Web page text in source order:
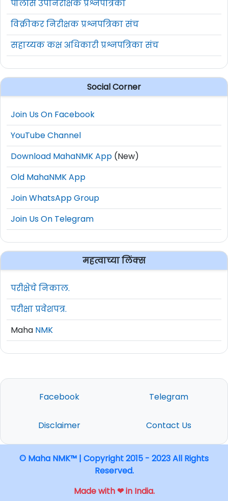
पोलीस उपनिरीक्षक प्रश्नपत्रिका
विक्रीकर निरीक्षक प्रश्नपत्रिका संच
सहाय्यक कक्ष अधिकारी प्रश्नपत्रिका संच
Social Corner
Join Us On Facebook
YouTube Channel
Download MahaNMK App (New)
Old MahaNMK App
Join WhatsApp Group
Join Us On Telegram
महत्वाच्या लिंक्स
परीक्षेचे निकाल.
परीक्षा प्रवेशपत्र.
Maha NMK
Facebook Telegram
Disclaimer Contact Us
© Maha NMK™ | Copyright 2015 - 2023 All Rights
Reserved.
Made with ❤ in India.